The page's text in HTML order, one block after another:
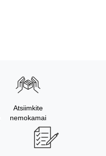
Atsiimkite
nemokamai